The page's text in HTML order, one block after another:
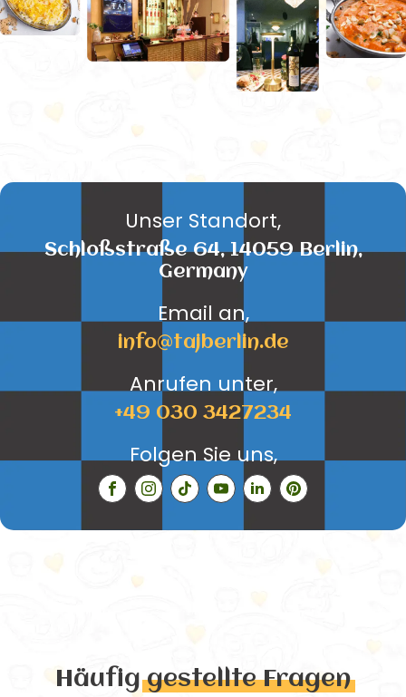
Unser Standort,
Schloßstraße 64, 14059 Berlin,
Germany
Email an,
info@tajberlin.de
Anrufen unter,
+49 030 3427234
Folgen Sie uns,
Häufiggestellte Fragen